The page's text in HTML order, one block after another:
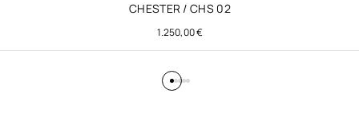
CHESTER / CHS 02
1.250,00€